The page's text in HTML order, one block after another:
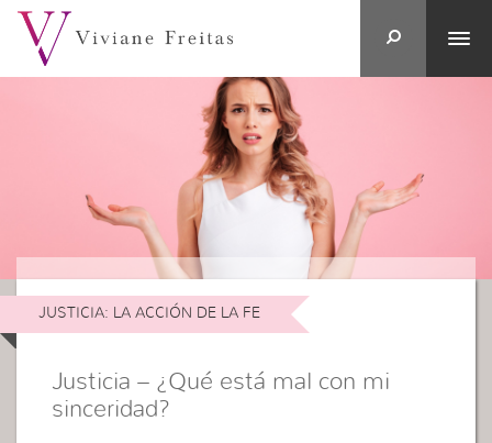
JUSTICIA: LA ACCIÓN DE LA FE
Justicia – ¿Qué está mal con mi
sinceridad?